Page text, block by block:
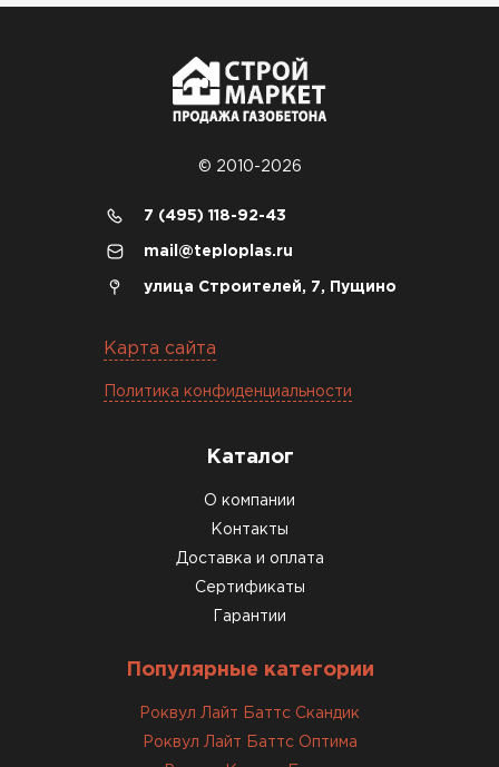
© 2010-2026
7 (495) 118-92-43
mail@teploplas.ru
улица Строителей, 7, Пущино
Карта сайта
Политика конфиденциальности
Каталог
О компании
Контакты
Доставка и оплата
Сертификаты
Гарантии
Популярные категории
Роквул Лайт Баттс Скандик
Роквул Лайт Баттс Оптима
Сэндвич-панели
ПЕРЕЙТИ
Утеплитель Baswool
ПЕРЕЙТИ
ВСЕ ПРОИЗВОДИТЕЛИ